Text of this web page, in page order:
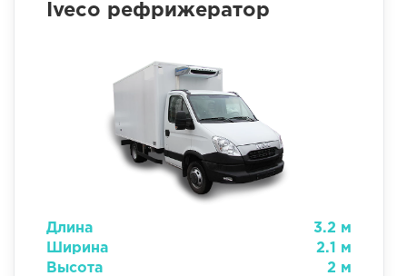
Iveco рефрижератор
Длина
3.2 м
Ширина
2.1 м
Высота
2 м